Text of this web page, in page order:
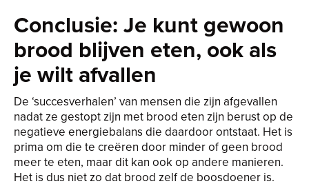
Conclusie: Je kunt gewoon
brood blijven eten, ook als
je wilt afvallen
De ‘succesverhalen’ van mensen die zijn afgevallen
nadat ze gestopt zijn met brood eten zijn berust op de
negatieve energiebalans die daardoor ontstaat. Het is
prima om die te creëren door minder of geen brood
meer te eten, maar dit kan ook op andere manieren.
Het is dus niet zo dat brood zelf de boosdoener is.